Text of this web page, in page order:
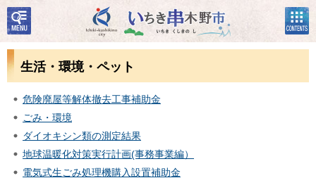
いちき串木野市
検
索・
共通
ュー
コン
テン
ツメ
生活・環境・ペット
危険廃屋等解体撤去工事補助金
ごみ・環境
ダイオキシン類の測定結果
地球温暖化対策実行計画(事務事業編）
電気式生ごみ処理機購入設置補助金